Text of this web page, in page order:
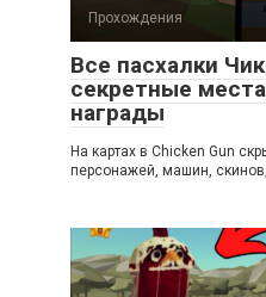
Прохождения
Все пасхалки
секретные
награды
На картах в Chicken Gun
персонажей, машин,